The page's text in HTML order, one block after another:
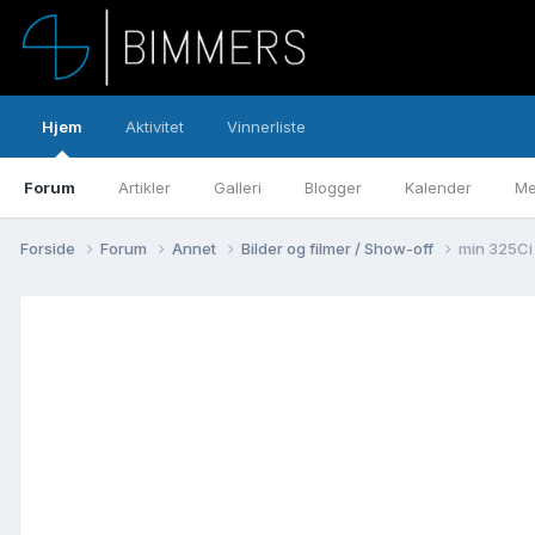
Hjem
Forum Artikler Galleri Blogger Kalender
Aktivitet Vinnerliste
Forside Forum Annet Bilder og filmer / Show-off min